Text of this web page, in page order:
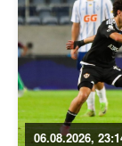
06.08.2026,